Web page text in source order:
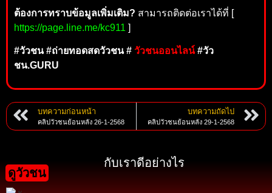
ต้องการทราบข้อมูลเพิ่มเติม? สามารถติดต่อเราได้ที่ [
https://page.line.me/kc911 ]
#วัวชน #ถ่ายทอดสดวัวชน # วัวชนออนไลน์#วัว
ชน.GURU
บทความก่อนหน้า
คลิปวัวชนย้อนหลัง 26-1-2568
บทความถัดไป
คลิปวัวชนย้อนหลัง 29-1-2568
ดูวัวชน
กับเราดีอย่างไร